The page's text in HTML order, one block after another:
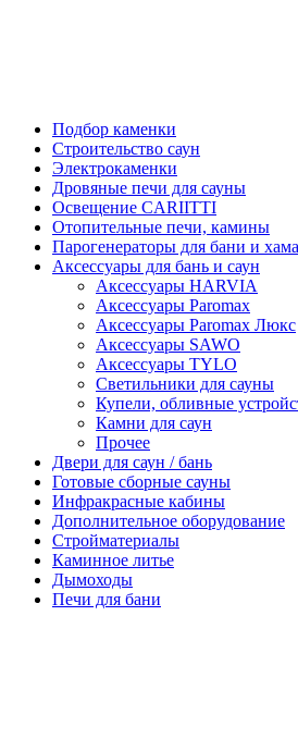
Подбор каменки
Строительство саун
Электрокаменки
Дровяные печи для сауны
Освещение CARIITTI
Отопительные печи, камины
Парогенераторы для бани и
Аксессуары для бань и саун
Аксессуары HARVIA
Аксессуары Paromax
Аксессуары Paromax Люкс
Аксессуары SAWO
Аксессуары TYLO
Светильники для сауны
Купели, обливные
Камни для саун
Прочее
Двери для саун / бань
Готовые сборные сауны
Инфракрасные кабины
Дополнительное оборудование
Стройматериалы
Каминное литье
Дымоходы
Печи для бани